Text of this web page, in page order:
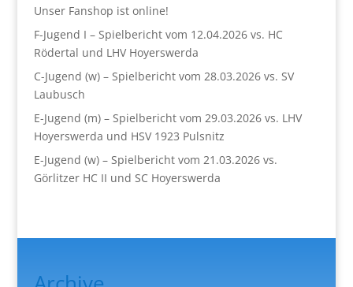
Unser Fanshop ist online!
F-Jugend I – Spielbericht vom 12.04.2026 vs. HC
Rödertal und LHV Hoyerswerda
C-Jugend (w) – Spielbericht vom 28.03.2026 vs. SV
Laubusch
E-Jugend (m) – Spielbericht vom 29.03.2026 vs. LHV
Hoyerswerda und HSV 1923 Pulsnitz
E-Jugend (w) – Spielbericht vom 21.03.2026 vs.
Görlitzer HC II und SC Hoyerswerda